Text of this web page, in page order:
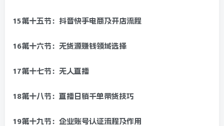
15第十五节：抖音快手电商及开店流程
16第十六节：无货源赚钱领域选择
17第十七节：无人直播
18第十八节：直播日销千单带货技巧
19第十九节：企业账号认证流程及作用